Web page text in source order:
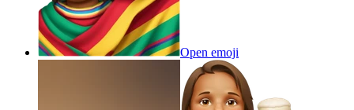
Open emoji